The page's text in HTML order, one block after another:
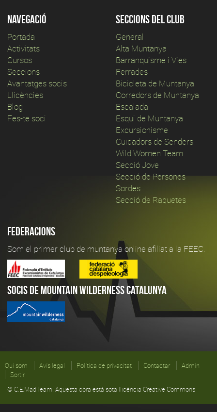
Navegació
Portada
Activitats
Cursos
Seccions
Avantatges socis
Llicències
Blog
Fes-te soci
Seccions del club
General
Alta Muntanya
Barranquisme i Vies
Ferrades
Bicicleta de Muntanya
Corredors de Muntanya
Escalada
Esqui de Muntanya
Excursionisme
Cuidadors de Senders
Wild Women Team
Secció Jove
Secció de Persones
Sordes
Secció de Raquetes
Federacions
Som el primer club de muntanya online afiliat a la FEEC.
Socis de Mountain Wilderness Catalunya
Qui som Avís legal Política de privacitat Contactar
Admin
Sortir
© C.E.MadTeam. Aquesta obra està sota llicència Creative Commons